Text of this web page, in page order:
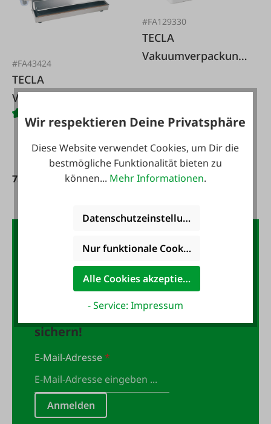
#FA43424
TECLA
Vakuumverpackung
smaschine Vac 13
759,00 €*
#FA129330
TECLA
Vakuumverpackung
Der FAIE-Newsletter:
10,- Gutschein
Jetzt für den FAIE-Newsletter
anmelden und 10,- Gutschein
sichern!
E-Mail-Adresse*
Anmelden
Wir respektieren Deine Privatsphäre
Diese Website verwendet Cookies, um Dir die
bestmögliche Funktionalität bieten zu
können... Mehr Informationen.
Datenschutzeinstellungen
Nur funktionale Cookies akzeptieren
Alle Cookies akzeptieren
- Service: Impressum